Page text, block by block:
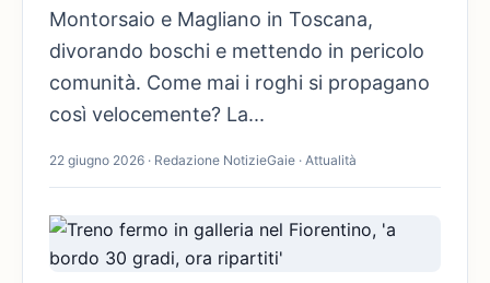
Montorsaio e Magliano in Toscana,
divorando boschi e mettendo in pericolo
comunità. Come mai i roghi si propagano
così velocemente? La...
22 giugno 2026 · Redazione NotizieGaie · Attualità